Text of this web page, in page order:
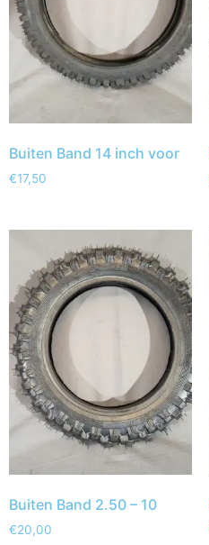
Buiten Band 14 inch voor
€17,50
Buiten Band 2.50 – 10
€20,00